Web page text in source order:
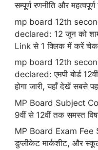
सम्पूर्ण रणनीति और महत्वपूर्ण
mp board 12th
declared: 12 जून को
Link से 1 क्लिक में करें चेक
mp board 12th
declared: एमपी बोर्ड 12वीं
होगा जारी, यहाँ देखें सबसे
MP Board Subject
9वीं से 12वीं तक समस्त
MP Board Exam Fee
डुप्लीकेट मार्कशीट, और